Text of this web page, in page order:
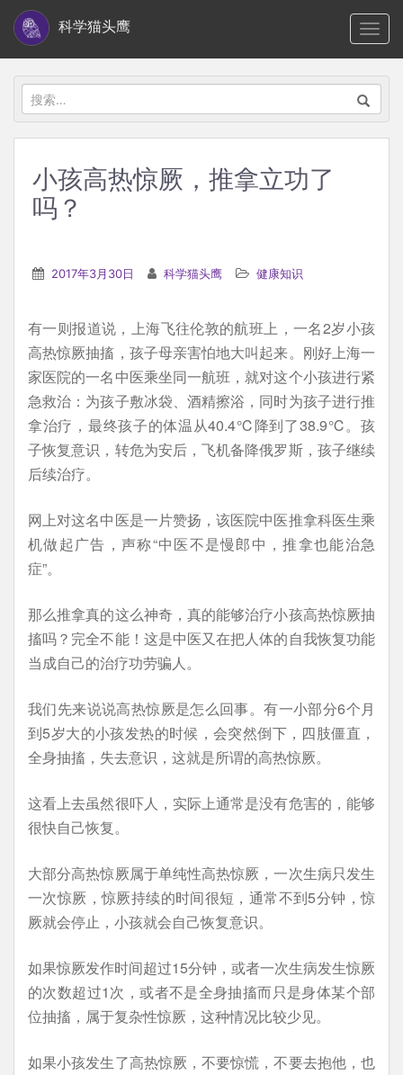
i
科学猫头鹰
搜
索：
小孩高热惊厥，推拿立功了
吗？
2017年3月30日 科学猫头鹰 健康知识
有一则报道说，上海飞往伦敦的航班上，一名2岁小孩
高热惊厥抽搐，孩子母亲害怕地大叫起来。刚好上海一
家医院的一名中医乘坐同一航班，就对这个小孩进行紧
急救治：为孩子敷冰袋、酒精擦浴，同时为孩子进行推
拿治疗，最终孩子的体温从40.4℃降到了38.9℃。孩
子恢复意识，转危为安后，飞机备降俄罗斯，孩子继续
后续治疗。
网上对这名中医是一片赞扬，该医院中医推拿科医生乘
机做起广告，声称“中医不是慢郎中，推拿也能治急
症”。
那么推拿真的这么神奇，真的能够治疗小孩高热惊厥抽
搐吗？完全不能！这是中医又在把人体的自我恢复功能
当成自己的治疗功劳骗人。
我们先来说说高热惊厥是怎么回事。有一小部分6个月
到5岁大的小孩发热的时候，会突然倒下，四肢僵直，
全身抽搐，失去意识，这就是所谓的高热惊厥。
这看上去虽然很吓人，实际上通常是没有危害的，能够
很快自己恢复。
大部分高热惊厥属于单纯性高热惊厥，一次生病只发生
一次惊厥，惊厥持续的时间很短，通常不到5分钟，惊
厥就会停止，小孩就会自己恢复意识。
如果惊厥发作时间超过15分钟，或者一次生病发生惊厥
的次数超过1次，或者不是全身抽搐而只是身体某个部
位抽搐，属于复杂性惊厥，这种情况比较少见。
如果小孩发生了高热惊厥，不要惊慌，不要去抱他，也